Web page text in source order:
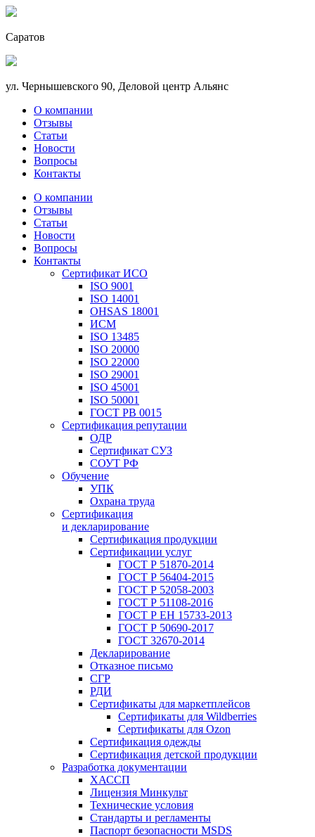
Саратов
ул. Чернышевского 90, Деловой центр Альянс
О компании
Отзывы
Статьи
Новости
Вопросы
Контакты
О компании
Отзывы
Статьи
Новости
Вопросы
Контакты
Сертификат ИСО
ISO 9001
ISO 14001
OHSAS 18001
ИСМ
ISO 13485
ISO 20000
ISO 22000
ISO 29001
ISO 45001
ISO 50001
ГОСТ РВ 0015
Сертификация репутации
ОДР
Сертификат СУЗ
СОУТ РФ
Обучение
УПК
Охрана труда
Сертификация
и декларирование
Сертификация продукции
Сертификации услуг
ГОСТ Р 51870-2014
ГОСТ Р 56404-2015
ГОСТ Р 52058-2003
ГОСТ Р 51108-2016
ГОСТ Р ЕН 15733-2013
ГОСТ Р 50690-2017
ГОСТ 32670-2014
Декларирование
Отказное письмо
СГР
РДИ
Сертификаты для маркетплейсов
Сертификаты для Wildberries
Сертификаты для Ozon
Сертификация одежды
Сертификация детской продукции
Разработка документации
ХАССП
Лицензия Минкульт
Технические условия
Стандарты и регламенты
Паспорт безопасности MSDS